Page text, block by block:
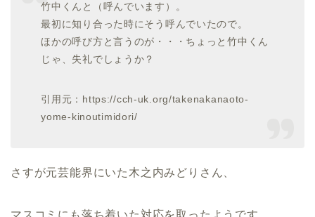
竹中くんと（呼んでいます）。
最初に知り合った時にそう呼んでいたので。
ほかの呼び方と言うのが・・・ちょっと竹中くん
じゃ、失礼でしょうか？
引用元：https://cch-uk.org/takenakanaoto-
yome-kinoutimidori/
さすが元芸能界にいた木之内みどりさん、
マスコミにも落ち着いた対応を取ったようです。